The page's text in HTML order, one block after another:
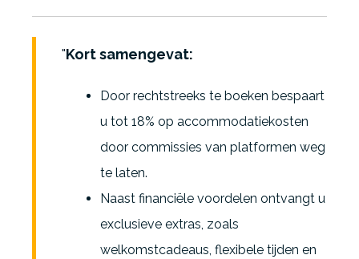
Kort samengevat:
Door rechtstreeks te boeken bespaart
u tot 18% op accommodatiekosten
door commissies van platformen weg
te laten.
Naast financiële voordelen ontvangt u
exclusieve extras, zoals
welkomstcadeaus, flexibele tijden en